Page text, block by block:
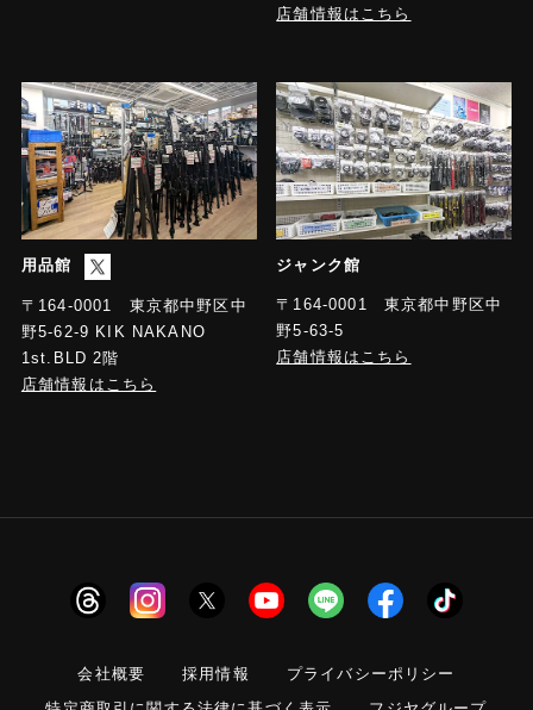
店舗情報はこちら
用品館
〒164-0001 東京都中野区中
野5-62-9 KIK NAKANO
1st.BLD 2階
店舗情報はこちら
ジャンク館
〒164-0001 東京都中野区中
野5-63-5
店舗情報はこちら
会社概要 採用情報
プライバシーポリシー